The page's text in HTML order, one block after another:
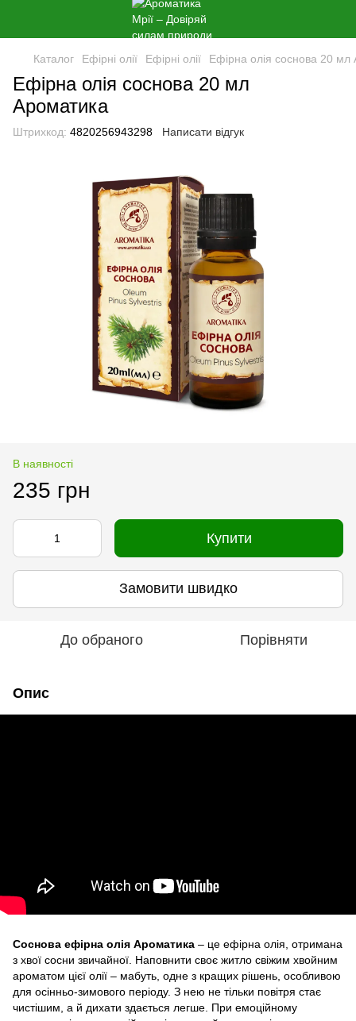
Каталог Ефірні олії Ефірні олії Ефірна олія соснова 20 мл
Ефірна олія соснова 20 мл
Ароматика
Штрихкод: 4820256943298 Написати відгук
В наявності
235 грн
Купити
Замовити швидко
До обраного Порівняти
Опис
Соснова ефірна олія Ароматика – це ефірна олія, отримана
з хвої сосни звичайної. Наповнити своє житло свіжим хвойним
ароматом цієї олії – мабуть, одне з кращих рішень, особливою
для осінньо-зимового періоду. З нею не тільки повітря стає
чистішим, а й дихати здається легше. При емоційному